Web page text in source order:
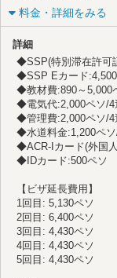
料金・詳細をみる
詳細
◆SSP(特別滞在許可
◆SSP Eカード:4,500
◆教材費:890～5,000
◆電気代:2,000ペソ/4
◆管理費:2,000ペソ/4
◆水道料金:1,200ペ
◆ACR-Iカード(外国
◆IDカード:500ペソ
【ビザ延長費用】
1回目: 5,130ペソ
2回目: 6,400ペソ
3回目: 4,430ペソ
4回目: 4,430ペソ
5回目: 4,430ペソ